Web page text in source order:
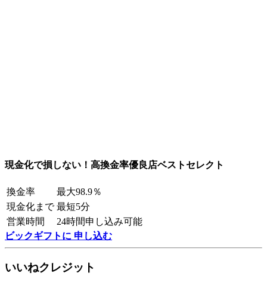
現金化で損しない！高換金率優良店ベストセレクト
換金率
最大98.9％
現金化まで 最短5分
営業時間
24時間申し込み可能
ビックギフトに 申し込む
いいねクレジット